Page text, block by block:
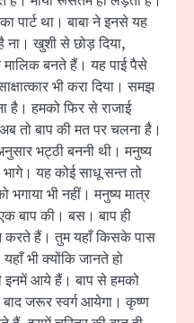
था। बाबा ने इनसे यह
ना। खुशी से छोड़ दिया,
मालिक बनते हैं। यह पाई पैसे
भी करा दिया। समझ
है। हमको फिर से राजाई
तो बाप की मत पर चलना है।
भट्ठी बननी थी। मनुष्य
यह कोई साधू सन्त तो
भी नहीं। मनुष्य मात्र
बाप की। बस। बाप ही
हैं। तुम यहाँ किसके पास
यहाँ भी क्योंकि जानते हो
इनमें आये हैं। बाप से हमको
बाद जरूर स्वर्ग आयेगा। कृष्ण